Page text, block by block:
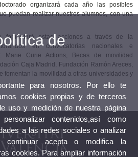
organizará cada año las posibles
puedan realizar nuestros alumnos, con una
fomentará estas acciones a través de la
en convocatorias nacionales e
Marie Curie Actions, Becas de movilidad
Caja Madrid, Fundación Ramón Areces,
fomentan la movilidad a otras universidades y
de
para nosotros. Por ello te
cookies propias y de terceros
uso y medición de nuestra página
contenidos,así como
a las redes sociales o analizar
continuar acepta o modifica la
cookies. Para ampliar información